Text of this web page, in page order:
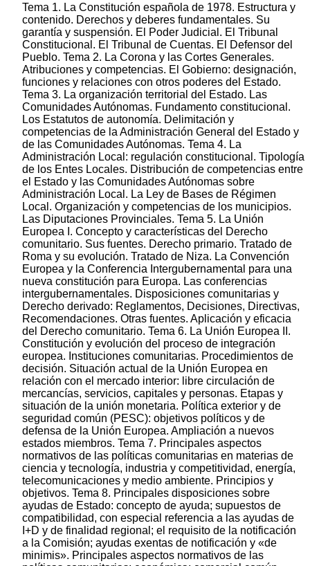
Tema 1. La Constitución española de 1978. Estructura y
contenido. Derechos y deberes fundamentales. Su
garantía y suspensión. El Poder Judicial. El Tribunal
Constitucional. El Tribunal de Cuentas. El Defensor del
Pueblo. Tema 2. La Corona y las Cortes Generales.
Atribuciones y competencias. El Gobierno: designación,
funciones y relaciones con otros poderes del Estado.
Tema 3. La organización territorial del Estado. Las
Comunidades Autónomas. Fundamento constitucional.
Los Estatutos de autonomía. Delimitación y
competencias de la Administración General del Estado y
de las Comunidades Autónomas. Tema 4. La
Administración Local: regulación constitucional. Tipología
de los Entes Locales. Distribución de competencias entre
el Estado y las Comunidades Autónomas sobre
Administración Local. La Ley de Bases de Régimen
Local. Organización y competencias de los municipios.
Las Diputaciones Provinciales. Tema 5. La Unión
Europea I. Concepto y características del Derecho
comunitario. Sus fuentes. Derecho primario. Tratado de
Roma y su evolución. Tratado de Niza. La Convención
Europea y la Conferencia Intergubernamental para una
nueva constitución para Europa. Las conferencias
intergubernamentales. Disposiciones comunitarias y
Derecho derivado: Reglamentos, Decisiones, Directivas,
Recomendaciones. Otras fuentes. Aplicación y eficacia
del Derecho comunitario. Tema 6. La Unión Europea II.
Constitución y evolución del proceso de integración
europea. Instituciones comunitarias. Procedimientos de
decisión. Situación actual de la Unión Europea en
relación con el mercado interior: libre circulación de
mercancías, servicios, capitales y personas. Etapas y
situación de la unión monetaria. Política exterior y de
seguridad común (PESC): objetivos políticos y de
defensa de la Unión Europea. Ampliación a nuevos
estados miembros. Tema 7. Principales aspectos
normativos de las políticas comunitarias en materias de
ciencia y tecnología, industria y competitividad, energía,
telecomunicaciones y medio ambiente. Principios y
objetivos. Tema 8. Principales disposiciones sobre
ayudas de Estado: concepto de ayuda; supuestos de
compatibilidad, con especial referencia a las ayudas de
I+D y de finalidad regional; el requisito de la notificación
a la Comisión; ayudas exentas de notificación y «de
minimis». Principales aspectos normativos de las